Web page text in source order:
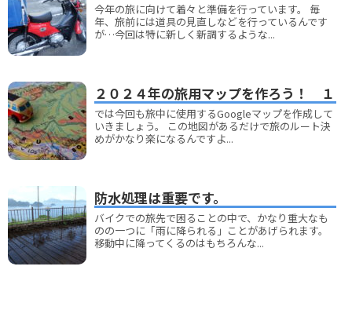
今年の旅に向けて着々と準備を行っています。 毎
年、旅前には道具の見直しなどを行っているんです
が…今回は特に新しく新調するような...
２０２４年の旅用マップを作ろう！ １
では今回も旅中に使用するGoogleマップを作成して
いきましょう。 この地図があるだけで旅のルート決
めがかなり楽になるんですよ...
防水処理は重要です。
バイクでの旅先で困ることの中で、かなり重大なも
のの一つに「雨に降られる」ことがあげられます。
移動中に降ってくるのはもちろんな...